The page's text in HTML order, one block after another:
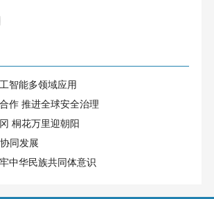
智能多领域应用
作 推进全球安全治理
桐花万里迎朝阳
同发展
中华民族共同体意识